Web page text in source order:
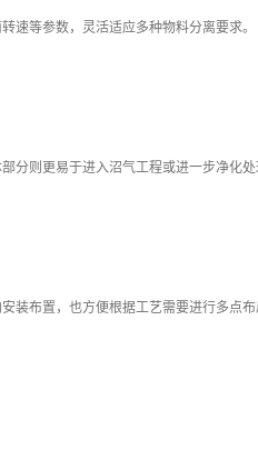
速等参数，灵活适应多种物料分离要求。
分则更易于进入沼气工程或进一步净化处
装布置，也方便根据工艺需要进行多点布